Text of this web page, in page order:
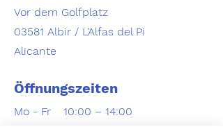
Vor dem Golfplatz
03581 Albir / L’Alfas del Pi
Alicante
Öffnungszeiten
10:00 – 14:00
Mo - Fr